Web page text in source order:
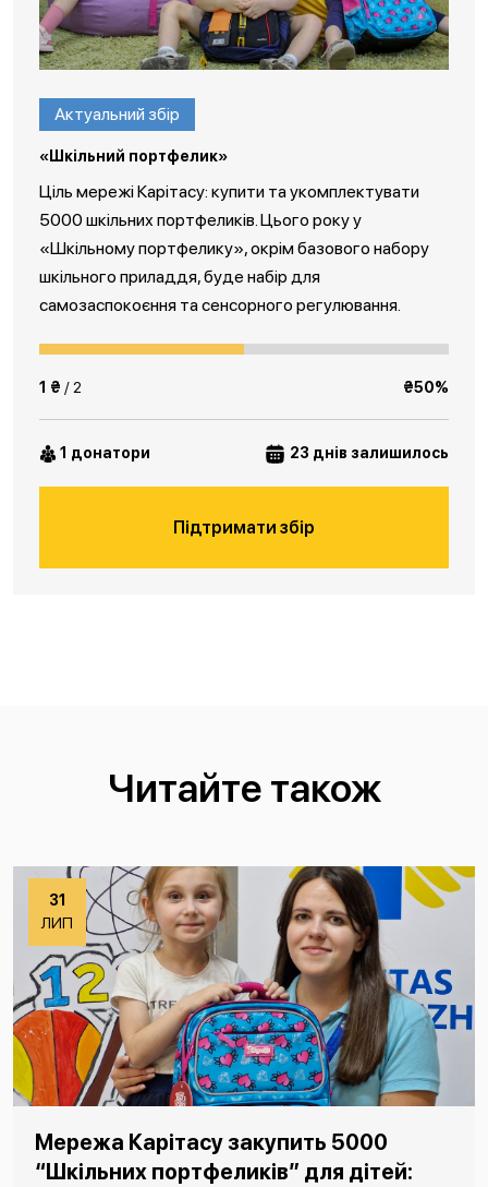
Актуальний збір
«Шкільний портфелик»
Ціль мережі Карітасу: купити та укомплектувати
5000 шкільних портфеликів. Цього року у
«Шкільному портфелику», окрім базового набору
шкільного приладдя, буде набір для
самозаспокоєння та сенсорного регулювання.
1 ₴ / 2 ₴50%
1 донатори 23 днів залишилось
Підтримати збір
Читайте також
31
ЛИП
Мережа Карітасу закупить 5000
“Шкільних портфеликів” для дітей: